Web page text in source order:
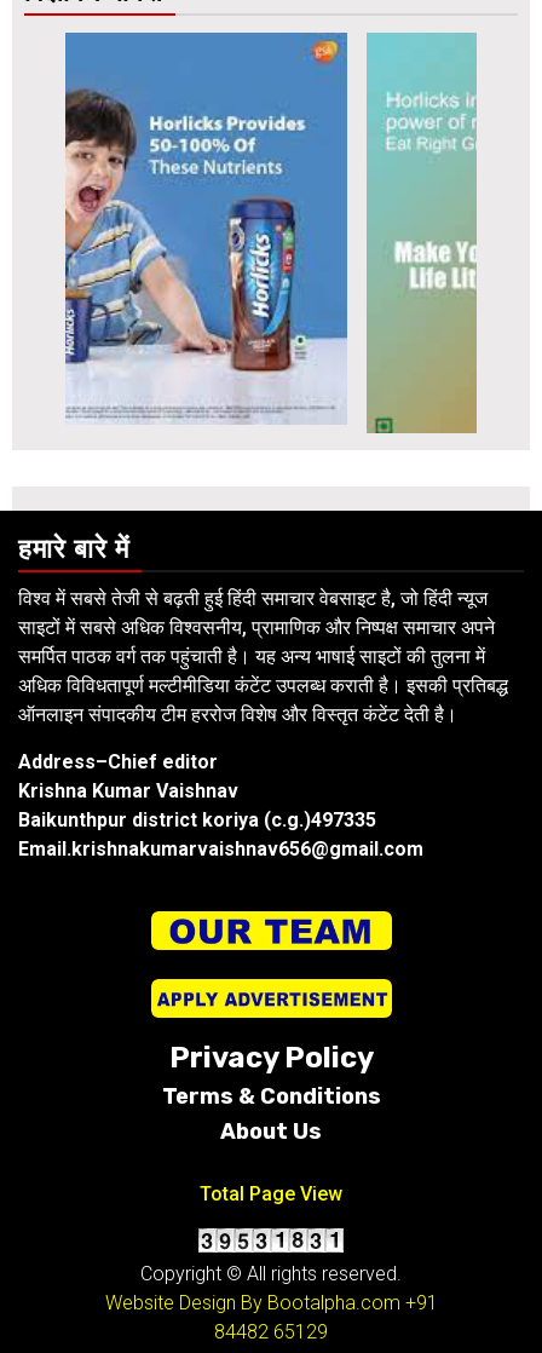
हमारे बारे में
विश्व में सबसे तेजी से बढ़ती हुई हिंदी समाचार वेबसाइट है, जो हिंदी न्यूज
साइटों में सबसे अधिक विश्वसनीय, प्रामाणिक और निष्पक्ष समाचार अपने
समर्पित पाठक वर्ग तक पहुंचाती है। यह अन्य भाषाई साइटों की तुलना में
अधिक विविधतापूर्ण मल्टीमीडिया कंटेंट उपलब्ध कराती है। इसकी प्रतिबद्ध
ऑनलाइन संपादकीय टीम हररोज विशेष और विस्तृत कंटेंट देती है।
Address–Chief editor
Krishna Kumar Vaishnav
Baikunthpur district koriya (c.g.)497335
Email.krishnakumarvaishnav656@gmail.com
Privacy Policy
Terms & Conditions
About Us
Total Page View
Copyright © All rights reserved.
Website Design By Bootalpha.com +91
84482 65129